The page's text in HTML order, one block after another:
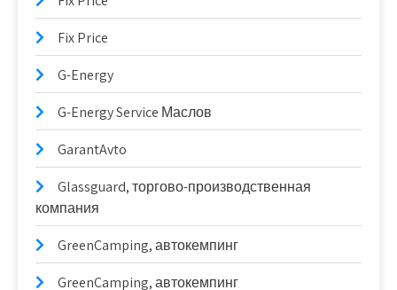
Fix Price
G-Energy
G-Energy Service Маслов
GarantAvto
Glassguard, торгово-производственная
компания
GreenCamping, автокемпинг
GreenCamping, автокемпинг